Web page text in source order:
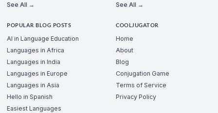
See All →
See All →
POPULAR BLOG POSTS
AI in Language Education
Languages in Africa
Languages in India
Languages in Europe
Languages in Asia
Hello in Spanish
Easiest Languages
COOLJUGATOR
Home
About
Blog
Conjugation Game
Terms of Service
Privacy Policy